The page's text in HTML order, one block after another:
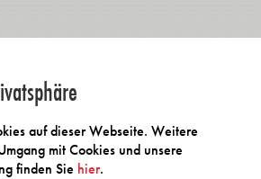
auf dieser Webseite. Weitere
mit Cookies und unsere
finden Sie hier.